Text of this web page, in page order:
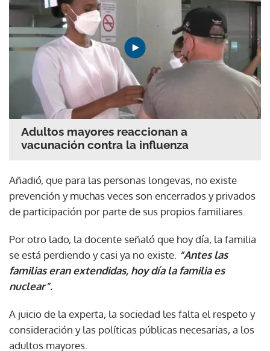
Adultos mayores reaccionan a
vacunación contra la influenza
Añadió, que para las personas longevas, no existe
prevención y muchas veces son encerrados y privados
de participación por parte de sus propios familiares.
Por otro lado, la docente señaló que hoy día, la familia
se está perdiendo y casi ya no existe. “Antes las
familias eran extendidas, hoy día la familia es
nuclear”.
A juicio de la experta, la sociedad les falta el respeto y
consideración y las políticas públicas necesarias, a los
adultos mayores.